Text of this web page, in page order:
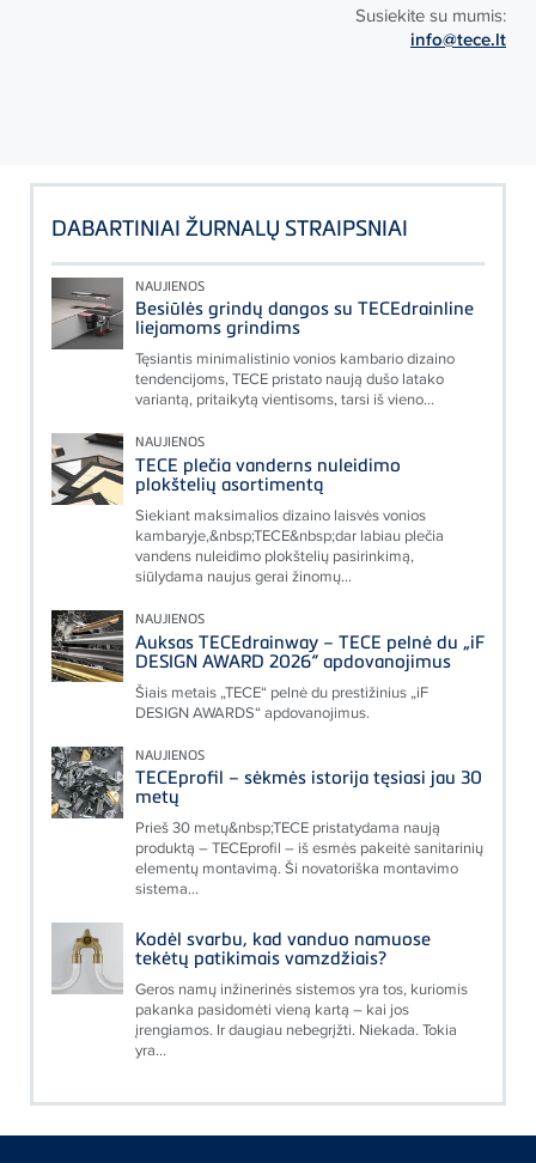
Susiekite su mumis:
info@tece.lt
DABARTINIAI ŽURNALŲ STRAIPSNIAI
NAUJIENOS
Besiūlės grindų dangos su TECEdrainline
liejamoms grindims
Tęsiantis minimalistinio vonios kambario dizaino
tendencijoms, TECE pristato naują dušo latako
variantą, pritaikytą vientisoms, tarsi iš vieno...
NAUJIENOS
TECE plečia vanderns nuleidimo
plokštelių asortimentą
Siekiant maksimalios dizaino laisvės vonios
kambaryje,&nbsp;TECE&nbsp;dar labiau plečia
vandens nuleidimo plokštelių pasirinkimą,
siūlydama naujus gerai žinomų...
NAUJIENOS
Auksas TECEdrainway – TECE pelnė du „iF
DESIGN AWARD 2026“ apdovanojimus
Šiais metais „TECE“ pelnė du prestižinius „iF
DESIGN AWARDS“ apdovanojimus.
NAUJIENOS
TECEprofil – sėkmės istorija tęsiasi jau 30
metų
Prieš 30 metų&nbsp;TECE pristatydama naują
produktą – TECEprofil – iš esmės pakeitė sanitarinių
elementų montavimą. Ši novatoriška montavimo
sistema...
Kodėl svarbu, kad vanduo namuose
tekėtų patikimais vamzdžiais?
Geros namų inžinerinės sistemos yra tos, kuriomis
pakanka pasidomėti vieną kartą – kai jos
įrengiamos. Ir daugiau nebegrįžti. Niekada. Tokia
yra...